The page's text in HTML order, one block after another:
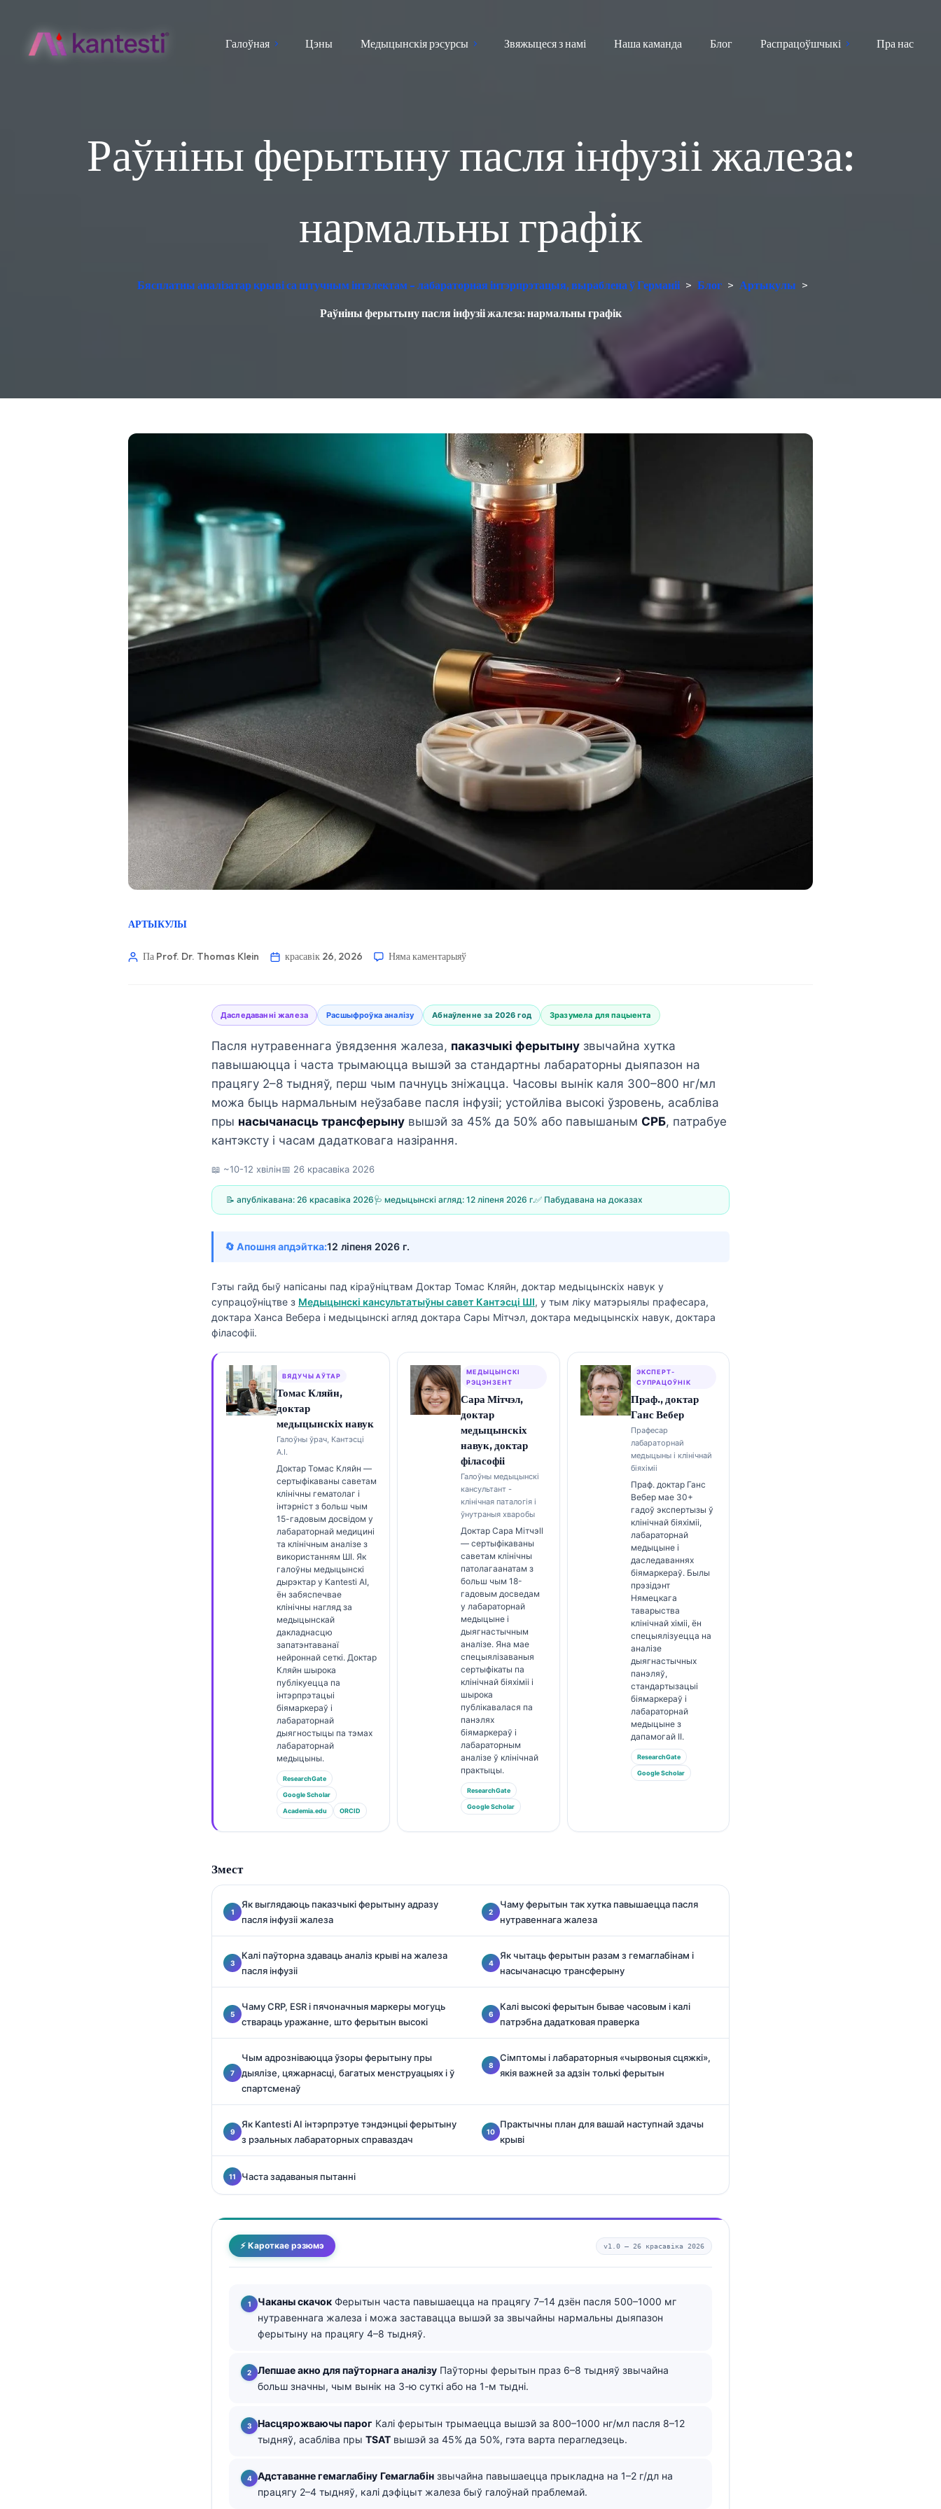
Галоўная Цэны Медыцынскія рэсурсы Звяжыцеся з намі Наша каманда Блог Распрацоўшчыкі Пра нас
Раўніны ферытыну пасля інфузіі жалеза:
нармальны графік
Бясплатны аналізатар крыві са штучным інтэлектам - лабараторная інтэрпрэтацыя, выраблена ў Германіі > Блог > Артыкулы >
Раўніны ферытыну пасля інфузіі жалеза: нармальны графік
АРТЫКУЛЫ
Па Prof. Dr. Thomas Klein красавік 26, 2026 Няма каментарыяў
Даследаванні жалеза Расшыфроўка аналізу Абнаўленне за 2026 год Зразумела для пацыента
Пасля нутравеннага ўвядзення жалеза, паказчыкі ферытыну звычайна хутка
павышаюцца і часта трымаюцца вышэй за стандартны лабараторны дыяпазон на
працягу 2–8 тыдняў, перш чым пачнуць зніжацца. Часовы вынік каля 300–800 нг/мл
можа быць нармальным неўзабаве пасля інфузіі; устойліва высокі ўзровень, асабліва
пры насычанасць трансферыну вышэй за 45% да 50% або павышаным СРБ, патрабуе
кантэксту і часам дадатковага назірання.
📖 ~10-12 хвілін📅 26 красавіка 2026
📝 апублікавана: 26 красавіка 2026🩺 медыцынскі агляд: 12 ліпеня 2026 г.✅ Пабудавана на доказах
🔄 Апошня апдэйтка:12 ліпеня 2026 г.
Гэты гайд быў напісаны пад кіраўніцтвам Доктар Томас Кляйн, доктар медыцынскіх навук у
супрацоўніцтве з Медыцынскі кансультатыўны савет Кантэсці ШІ, у тым ліку матэрыялы прафесара,
доктара Ханса Вебера і медыцынскі агляд доктара Сары Мітчэл, доктара медыцынскіх навук, доктара
філасофіі.
ВЯДУЧЫ АЎТАР
Томас Кляйн,
доктар
медыцынскіх навук
Галоўны ўрач, Кантэсці
А.І.
Доктар Томас Кляйн —
сертыфікаваны саветам
клінічны гематолаг і
інтэрніст з больш чым
15-гадовым досвідом у
лабараторнай медицині
та клінічным аналізе з
використанням ШІ. Як
галоўны медыцынскі
дырэктар у Kantesti AI,
ён забяспечвае
клінічны нагляд за
медыцынскай
дакладнасцю
запатэнтаванаї
нейроннай сеткі. Доктар
Кляйн шырока
публікуецца па
інтэрпрэтацыі
біямаркераў і
лабараторнай
дыягностыцы па тэмах
лабараторнай
медыцыны.
ResearchGate
Google Scholar
Academia.edu ORCID
МЕДЫЦЫНСКІ
РЭЦЭНЗЕНТ
Сара Мітчэл,
доктар
медыцынскіх
навук, доктар
філасофіі
Галоўны медыцынскі
кансультант -
клінічная паталогія і
ўнутраныя хваробы
Доктар Сара Мітчэll
— сертыфікаваны
саветам клінічны
патолагаанатам з
больш чым 18-
гадовым досведам
у лабараторнай
медыцыне і
дыягнастычным
аналізе. Яна мае
спецыялізаваныя
сертыфікаты па
клінічнай біяхіміі і
шырока
публікавалася па
панэлях
біямаркераў і
лабараторным
аналізе ў клінічнай
практыцы.
ResearchGate
Google Scholar
ЭКСПЕРТ-
СУПРАЦОЎНІК
Праф., доктар
Ганс Вебер
Прафесар
лабараторнай
медыцыны і клінічнай
біяхіміі
Праф. доктар Ганс
Вебер мае 30+
гадоў экспертызы ў
клінічнай біяхіміі,
лабараторнай
медыцыне і
даследаваннях
біямаркераў. Былы
прэзідэнт
Нямецкага
таварыства
клінічнай хіміі, ён
спецыялізуецца на
аналізе
дыягнастычных
панэляў,
стандартызацыі
біямаркераў і
лабараторнай
медыцыне з
дапамогай ІІ.
ResearchGate
Google Scholar
Змест
Як выглядаюць паказчыкі ферытыну адразу
пасля інфузіі жалеза
Чаму ферытын так хутка павышаецца пасля
нутравеннага жалеза
Калі паўторна здаваць аналіз крыві на жалеза
пасля інфузіі
Як чытаць ферытын разам з гемаглабінам і
насычанасцю трансферыну
Чаму CRP, ESR і пячоначныя маркеры могуць
ствараць уражанне, што ферытын высокі
Калі высокі ферытын бывае часовым і калі
патрэбна дадатковая праверка
Чым адрозніваюцца ўзоры ферытыну пры
дыялізе, цяжарнасці, багатых менструацыях і ў
спартсменаў
Сімптомы і лабараторныя «чырвоныя сцяжкі»,
якія важней за адзін толькі ферытын
Як Kantesti AI інтэрпрэтуе тэндэнцыі ферытыну
з рэальных лабараторных справаздач
Практычны план для вашай наступнай здачы
крыві
Часта задаваныя пытанні
⚡ Кароткае рэзюмэ v1.0 — 26 красавіка 2026
Чаканы скачок Ферытын часта павышаецца на працягу 7–14 дзён пасля 500–1000 мг
нутравеннага жалеза і можа заставацца вышэй за звычайны нармальны дыяпазон
ферытыну на працягу 4–8 тыдняў.
Лепшае акно для паўторнага аналізу Паўторны ферытын праз 6–8 тыдняў звычайна
больш значны, чым вынік на 3-ю суткі або на 1-м тыдні.
Насцярожваючы парог Калі ферытын трымаецца вышэй за 800–1000 нг/мл пасля 8–12
тыдняў, асабліва пры TSAT вышэй за 45% да 50%, гэта варта перагледзець.
Адставанне гемаглабіну Гемаглабін звычайна павышаецца прыкладна на 1–2 г/дл на
працягу 2–4 тыдняў, калі дэфіцыт жалеза быў галоўнай праблемай.